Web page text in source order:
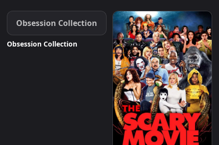
Obsession Collection
Obsession Collection